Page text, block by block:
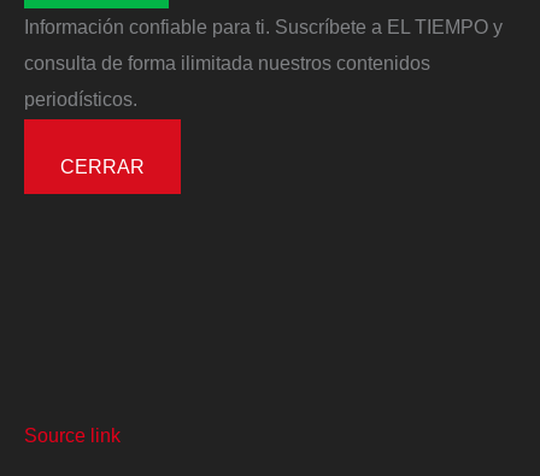
Información confiable para ti. Suscríbete a EL TIEMPO y
consulta de forma ilimitada nuestros contenidos
periodísticos.
CERRAR
Source link